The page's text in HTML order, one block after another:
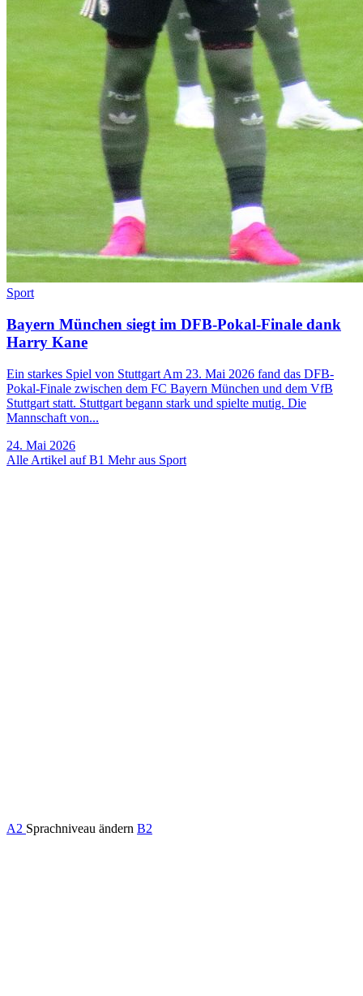
Sport
Bayern München siegt im DFB-Pokal-Finale dank
Harry Kane
Ein starkes Spiel von Stuttgart Am 23. Mai 2026 fand das DFB-
Pokal-Finale zwischen dem FC Bayern München und dem VfB
Stuttgart statt. Stuttgart begann stark und spielte mutig. Die
Mannschaft von...
24. Mai 2026
Alle Artikel auf B1 Mehr aus Sport
A2 Sprachniveau ändern B2